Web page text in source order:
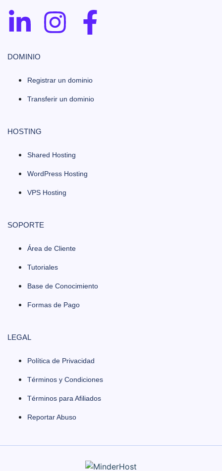
DOMINIO
Registrar un dominio
Transferir un dominio
HOSTING
Shared Hosting
WordPress Hosting
VPS Hosting
SOPORTE
Área de Cliente
Tutoriales
Base de Conocimiento
Formas de Pago
LEGAL
Política de Privacidad
Términos y Condiciones
Términos para Afiliados
Reportar Abuso